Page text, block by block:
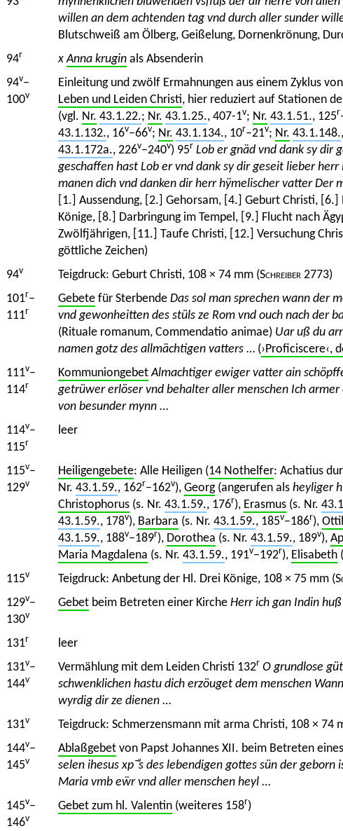
willen an dem achtenden tag vnd durch aller sunder
Blutschweiß am Ölberg, Geißelung, Dornenkrönung,
94r xAnna kruginals Absenderin
94v–
100v
Einleitung und zwölf Ermahnungen aus einem Zyklus
Leben und Leiden Christi, hier reduziert auf Stationen
(vgl. Nr. 43.1.22.; Nr. 43.1.25., 407-1v; Nr. 43.1.51., 125r
43.1.132., 16v–66v; Nr. 43.1.134., 10r–21v; Nr. 43.1.148.
43.1.172a., 226v–240v) 95r Lob er gnäd vnd dank sy dir
geschaffen hast Lob er vnd dank sy dir geseit lieber
manen dich vnd danken dir herr hÿmelischer vatter Der
[1.] Aussendung, [2.] Gehorsam, [4.] Geburt Christi,
Könige, [8.] Darbringung im Tempel, [9.] Flucht nach
Zwölfjährigen, [11.] Taufe Christi, [12.] Versuchung
göttliche Zeichen)
94v Teigdruck: Geburt Christi, 108 × 74 mm (Schreiber2773)
101r–
111r
Gebetefür Sterbende Das sol man sprechen wann der
vnd gewonheitten des stüls ze Rom vnd ouch nach der
(Rituale romanum, Commendatio animae) Uar uß du
namen gotz des allmächtigen vatters… (›Proficiscere‹,
111v–
114r
Kommuniongebet Almachtiger ewiger vatter ain
getrüwer erlöser vnd behalter aller menschen Ich
von besunder mynn…
114v–
115r
leer
115v–
129v
Heiligengebete: Alle Heiligen (14 Nothelfer: Achatius
Nr. 43.1.59., 162r–162v), Georg(angerufen als heyliger
Christophorus(s. Nr. 43.1.59., 176r), Erasmus(s. Nr.
43.1.59., 178v), Barbara (s. Nr. 43.1.59., 185v–186r),
43.1.59., 188v–189r), Dorothea (s. Nr. 43.1.59., 189v),
Maria Magdalena (s. Nr. 43.1.59., 191v–192r), Elisabeth
115v Teigdruck: Anbetung der Hl. Drei Könige, 108 × 75 mm (
129v–
130v
Gebetbeim Betreten einer Kirche Herr ich gan Indin
131r
leer
131v–
144v
Vermählung mit dem Leiden Christi 132r O grundlose
schwenklichen hastu dich erzöuget dem menschen
wyrdig dir ze dienen…
131v Teigdruck: Schmerzensmann mit arma Christi, 108 × 74
144v–
145v
Ablaßgebetvon Papst Johannes XII. beim Betreten
selen ihesus xp¯ͧs des lebendigen gottes sün der
Maria vmb eẅr vnd aller menschen heyl…
145v–
146v
Gebet zum hl. Valentin(weiteres 158r)